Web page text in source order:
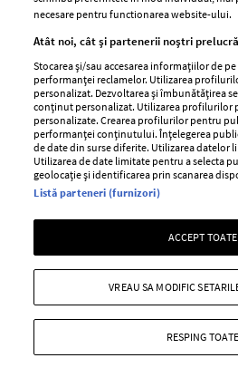
MAI MULTE DIN
Horoscop săptămânal.
necesare pentru functionarea website-ului.
Atât noi, cât și partenerii noștri
Stocarea și/sau accesarea informațiilor de
performanței reclamelor. Utilizarea
personalizat. Dezvoltarea și îmbunătățirea
conținut personalizat. Utilizarea profilurilor
personalizate. Crearea profilurilor pentru
performanței conținutului. Înțelegerea
de date din surse diferite. Utilizarea datelor
Utilizarea de date limitate pentru a selecta
geolocație și identificarea prin scanarea
Listă parteneri (furnizori)
ACCEPT TOATE
RESPING TOATE
VREAU SA MODIFIC